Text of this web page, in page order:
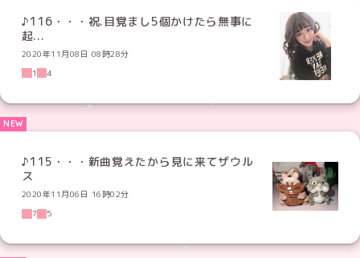
♪116・・・祝.目覚まし5個かけたら無事に
起...
2020年11月08日 08時28分
1
4
♪115・・・新曲覚えたから見に来てザウル
ス
2020年11月06日 16時02分
7
5